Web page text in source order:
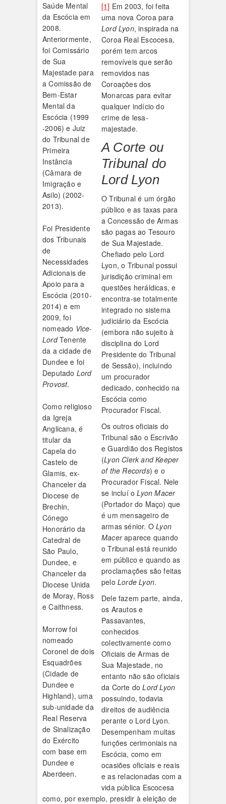
Saúde Mental
da Escócia em
2008.
Anteriormente,
foi Comissário
de Sua
Majestade para
a Comissão de
Bem-Estar
Mental da
Escócia (1999
-2006) e Juiz
do Tribunal de
Primeira
Instância
(Câmara de
Imigração e
Asilo) (2002-
2013).
Foi Presidente
dos Tribunais
de
Necessidades
Adicionais de
Apoio para a
Escócia (2010-
2014) e em
2009, foi
nomeado Vice-
LordTenente
da a cidade de
Dundee e foi
Deputado Lord
Provost.
Como religioso
da Igreja
Anglicana, é
titular da
Capela do
Castelo de
Glamis, ex-
Chanceler da
Diocese de
Brechin,
Cónego
Honorário da
Catedral de
São Paulo,
Dundee, e
Chanceler da
Diocese Unida
de Moray, Ross
e Caithness.
Morrow foi
nomeado
Coronel de dois
Esquadrões
(Cidade de
Dundee e
Highland), uma
sub-unidade da
Real Reserva
de Sinalização
do Exército
com base em
Dundee e
Aberdeen.
[1] Em 2003, foi feita
uma nova Coroa para
Lord Lyon, inspirada na
Coroa Real Escocesa,
porém tem arcos
removíveis que serão
removidos nas
Coroações dos
Monarcas para evitar
qualquer indício do
crime de lesa-
majestade.
A Corte ou
Tribunal do
Lord Lyon
O Tribunal é um órgão
público e as taxas para
a Concessão de Armas
são pagas ao Tesouro
de Sua Majestade.
Chefiado pelo Lord
Lyon, o Tribunal possui
jurisdição criminal em
questões heráldicas, e
encontra-se totalmente
integrado no sistema
judiciário da Escócia
(embora não sujeito à
disciplina do Lord
Presidente do Tribunal
de Sessão), incluindo
um procurador
dedicado, conhecido na
Escócia como
Procurador Fiscal.
Os outros oficiais do
Tribunal são o Escrivão
e Guardião dos Registos
(Lyon Clerk and Keeper
of the Records) e o
Procurador Fiscal. Nele
se incluí oLyon Macer
(Portador do Maço) que
é um mensageiro de
armas sénior. OLyon
Maceraparece quando
o Tribunal está reunido
em público e quando as
proclamações são feitas
pelo Lorde Lyon.
Dele fazem parte, ainda,
os Arautos e
Passavantes,
conhecidos
colectivamente como
Oficiais de Armas de
Sua Majestade, no
entanto não são oficiais
da Corte doLord Lyon
possuindo, todavia
direitos de audiência
perante o Lord Lyon.
Desempenham muitas
funções cerimoniais na
Escócia, como em
ocasiões oficiais e reais
e as relacionadas com a
vida pública Escocesa
como, por exemplo, presidir à eleição de